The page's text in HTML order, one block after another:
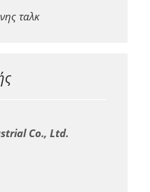
ταλκ
Co., Ltd.